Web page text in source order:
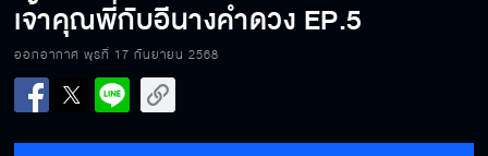
เจ้าคุณพี่กับอีนางคำดวง EP.5
ออกอากาศ พุธที่ 17 กันยายน 2568